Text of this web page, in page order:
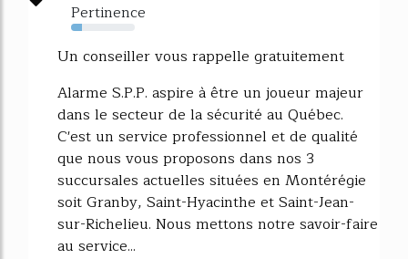
Pertinence
17%
Un conseiller vous rappelle gratuitement
Alarme S.P.P. aspire à être un joueur majeur
dans le secteur de la sécurité au Québec.
C'est un service professionnel et de qualité
que nous vous proposons dans nos 3
succursales actuelles situées en Montérégie
soit Granby, Saint-Hyacinthe et Saint-Jean-
sur-Richelieu. Nous mettons notre savoir-faire
au service...